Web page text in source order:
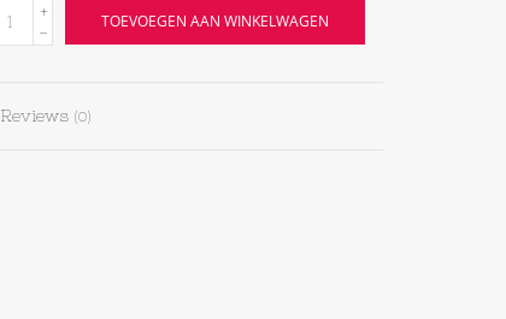
+
-
TOEVOEGEN AAN WINKELWAGEN
Reviews (0)